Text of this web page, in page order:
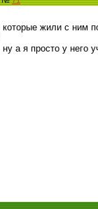
жили с ним
а я просто у него